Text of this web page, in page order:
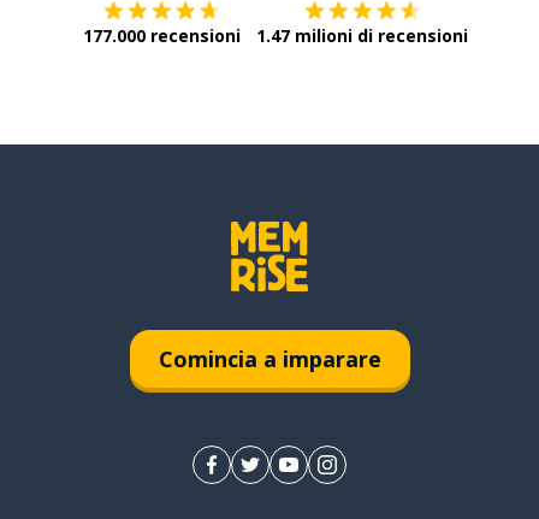
177.000 recensioni 1.47 milioni di recensioni
Comincia a imparare